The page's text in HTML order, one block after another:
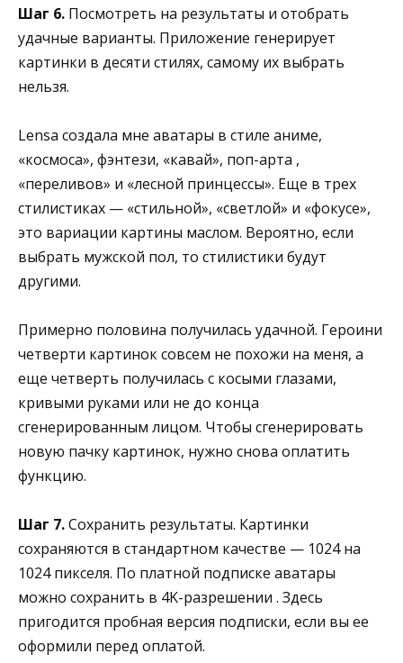
Шаг 6. Посмотреть на результаты и отобрать
удачные варианты. Приложение генерирует
картинки в десяти стилях, самому их выбрать
нельзя.
Lensa создала мне аватары в стиле аниме,
«космоса», фэнтези, «кавай», поп-арта ,
«переливов» и «лесной принцессы». Еще в трех
стилистиках — «стильной», «светлой» и «фокусе»,
это вариации картины маслом. Вероятно, если
выбрать мужской пол, то стилистики будут
другими.
Примерно половина получилась удачной. Героини
четверти картинок совсем не похожи на меня, а
еще четверть получилась с косыми глазами,
кривыми руками или не до конца
сгенерированным лицом. Чтобы сгенерировать
новую пачку картинок, нужно снова оплатить
функцию.
Шаг 7.Сохранить результаты. Картинки
сохраняются в стандартном качестве — 1024 на
1024 пикселя. По платной подписке аватары
можно сохранить в 4K-разрешении . Здесь
пригодится пробная версия подписки, если вы ее
оформили перед оплатой.